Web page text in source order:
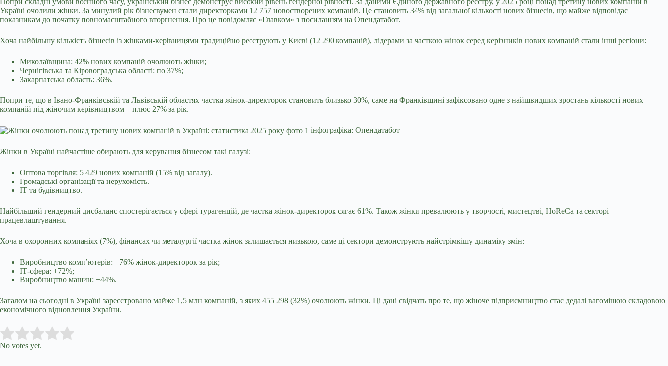
Попри складні умови воєнного часу, український бізнес демонструє високий рівень гендерної рівності. За даними Єдиного державного реєстру, у 2025 році понад третину нових компаній в
Україні очолили жінки. За минулий рік бізнесвумен стали директорками 12 757 новостворених компаній. Це становить 34% від загальної кількості нових бізнесів, що майже відповідає
показникам до початку повномасштабного вторгнення. Про це повідомляє «Главком» з посиланням на Опендатабот.
Хоча найбільшу кількість бізнесів із жінками-керівницями традиційно реєструють у Києві (12 290 компаній), лідерами за часткою жінок серед керівників нових компаній стали інші регіони:
Миколаївщина: 42% нових компаній очолюють жінки;
Чернігівська та Кіровоградська області: по 37%;
Закарпатська область: 36%.
Попри те, що в Івано-Франківській та Львівській областях частка жінок-директорок становить близько 30%, саме на Франківщині зафіксовано одне з найшвидших зростань кількості нових
компаній під жіночим керівництвом – плюс 27% за рік.
інфографіка: Опендатабот
Жінки в Україні найчастіше обирають для керування бізнесом такі галузі:
Оптова торгівля: 5 429 нових компаній (15% від загалу).
Громадські організації та нерухомість.
ІТ та будівництво.
Найбільший гендерний дисбаланс спостерігається у сфері турагенцій, де частка жінок-директорок сягає 61%. Також жінки превалюють у творчості, мистецтві, HoReCa та секторі
працевлаштування.
Хоча в охоронних компаніях (7%), фінансах чи металургії частка жінок залишається низькою, саме ці сектори демонструють найстрімкішу динаміку змін:
Виробництво комп’ютерів: +76% жінок-директорок за рік;
ІТ-сфера: +72%;
Виробництво машин: +44%.
Загалом на сьогодні в Україні зареєстровано майже 1,5 млн компаній, з яких 455 298 (32%) очолюють жінки. Ці дані свідчать про те, що жіноче підприємництво стає дедалі вагомішою складовою
економічного відновлення України.
Rate this item:
No votes yet.